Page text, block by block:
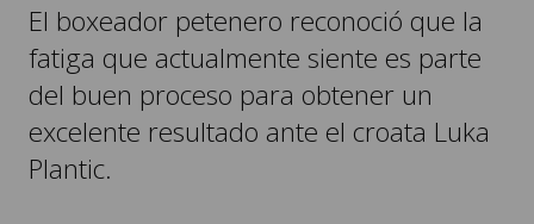
El boxeador petenero reconoció que la
fatiga que actualmente siente es parte
del buen proceso para obtener un
excelente resultado ante el croata Luka
Plantic.